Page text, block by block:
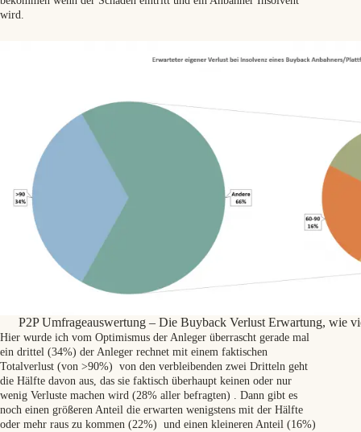
wird.
P2P Umfrageauswertung – Die Buyback Verlust Erwartung, wie
Hier wurde ich vom Optimismus der Anleger überrascht gerade mal
ein drittel (34%) der Anleger rechnet mit einem faktischen
Totalverlust (von >90%) von den verbleibenden zwei Dritteln geht
die Hälfte davon aus, das sie faktisch überhaupt keinen oder nur
wenig Verluste machen wird (28% aller befragten) . Dann gibt es
noch einen größeren Anteil die erwarten wenigstens mit der Hälfte
oder mehr raus zu kommen (22%) und einen kleineren Anteil (16%)